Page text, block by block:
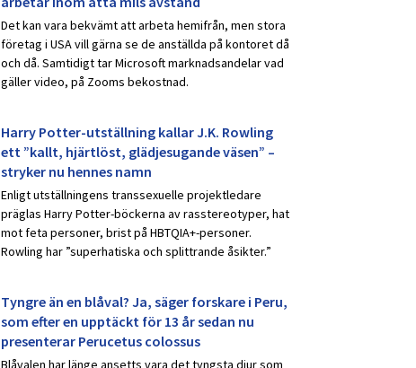
Det kan vara bekvämt att arbeta hemifrån, men stora
företag i USA vill gärna se de anställda på kontoret då
och då. Samtidigt tar Microsoft marknadsandelar vad
gäller video, på Zooms bekostnad.
Harry Potter-utställning kallar J.K. Rowling
ett ”kallt, hjärtlöst, glädjesugande väsen” –
stryker nu hennes namn
Enligt utställningens transsexuelle projektledare
präglas Harry Potter-böckerna av rasstereotyper, hat
mot feta personer, brist på HBTQIA+-personer.
Rowling har ”superhatiska och splittrande åsikter.”
Tyngre än en blåval? Ja, säger forskare i Peru,
som efter en upptäckt för 13 år sedan nu
presenterar Perucetus colossus
Blåvalen har länge ansetts vara det tyngsta djur som